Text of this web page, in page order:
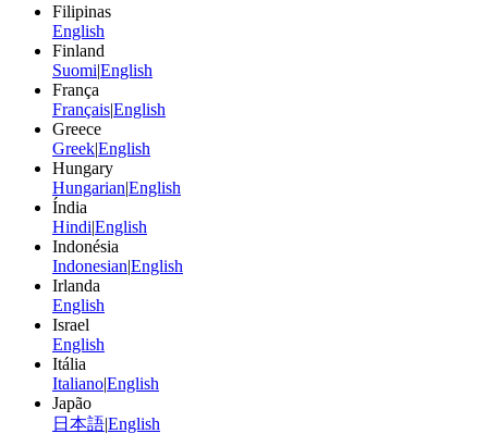
Filipinas
English
Finland
Suomi|English
França
Français|English
Greece
Greek|English
Hungary
Hungarian|English
Índia
Hindi|English
Indonésia
Indonesian|English
Irlanda
English
Israel
English
Itália
Italiano|English
Japão
日本語|English